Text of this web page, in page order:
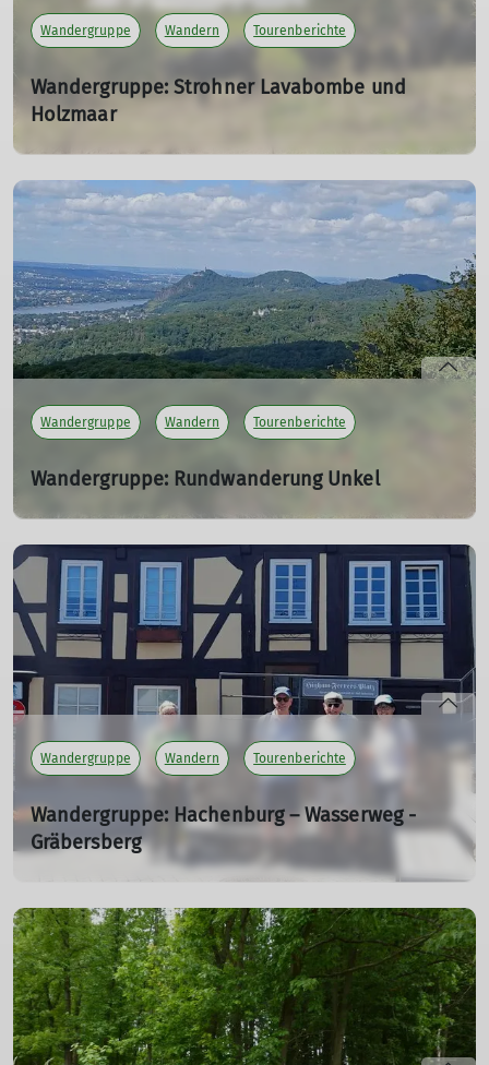
Wandergruppe Wandern Tourenberichte
Wandergruppe: Strohner Lavabombe und
Holzmaar
08.09.2024
21 km lange Rundwanderung von Strohn in der
Vulkaneifel entlang des Lavaweges. Vorbei an Maare und
Klosterweiher mit schönen Ausblicken bei bestem
mehr erfahren
Wandergruppe Wandern Tourenberichte
Wandergruppe: Rundwanderung Unkel
25.08.2024
Rundwanderung im Rheintal bei Unkel. Schöne, teils
alpine Wanderwege auf dem Rheinsteig und
Rheinhöhenweg.
mehr erfahren
Wandergruppe Wandern Tourenberichte
Wandergruppe: Hachenburg – Wasserweg -
Gräbersberg
Dienstagswanderung
Schöne Rundwanderung im Westerwald bei Hachenburg.
Über Gehlert, die Anhöhe Gräbersberg und zurück zur
„Perle des Westerwaldes“.
mehr erfahren